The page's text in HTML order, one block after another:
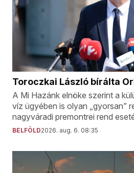
Toroczkai László bírálta
A Mi Hazánk elnöke szerint a
víz ügyében is olyan „gyorsan”
nagyváradi premontrei rend
BELFÖLD2026. aug. 6. 08:35